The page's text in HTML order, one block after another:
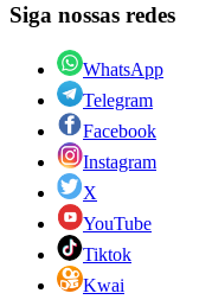
Siga nossas redes
WhatsApp
Telegram
Facebook
Instagram
X
YouTube
Tiktok
Kwai